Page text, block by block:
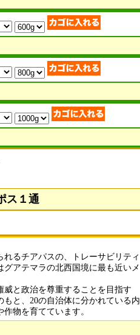
ス１通
るチアパスの、トレーサビリティ
アテマラの北西国境に最も近いメ
と政治を尊重することを目指す
もと、20の自治体に分かれている内
物を育てています。